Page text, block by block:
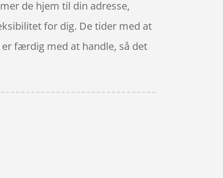
de hjem til din adresse,
for dig. De tider med at
færdig med at handle, så det